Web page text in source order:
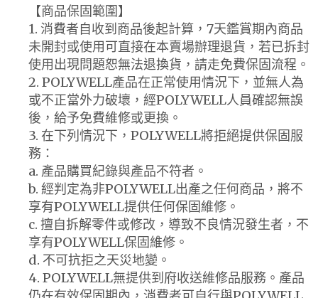
【商品保固範圍】
1. 消費者自收到商品後起計算，7天鑑賞期內商品
未開封或使用可直接在本賣場辦理退貨，若已拆封
使用出現問題恕無法退換貨，請走免費保固流程。
2. POLYWELL產品在正常使用情況下，並無人為
或不正當外力破壞，經POLYWELL人員確認無誤
後，給予免費維修或更換。
3. 在下列情況下，POLYWELL將拒絕提供保固服
務：
a. 產品購買紀錄與產品不符者。
b. 經判定為非POLYWELL出產之任何商品，將不
享有POLYWELL提供任何保固維修。
c. 擅自拆解零件或修改，導致不良情況發生者，不
享有POLYWELL保固維修。
d. 不可抗拒之天災地變。
4. POLYWELL無提供到府收送維修品服務。產品